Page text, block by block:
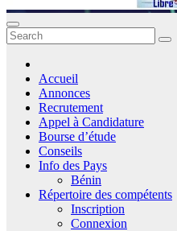
Accueil
Annonces
Recrutement
Appel à Candidature
Bourse d’étude
Conseils
Info des Pays
Bénin
Répertoire des compétents
Inscription
Connexion